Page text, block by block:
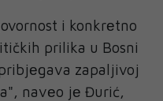
i konkrеtno
prilika u Bosni
zapaljivoj
navеo jе Đurić,